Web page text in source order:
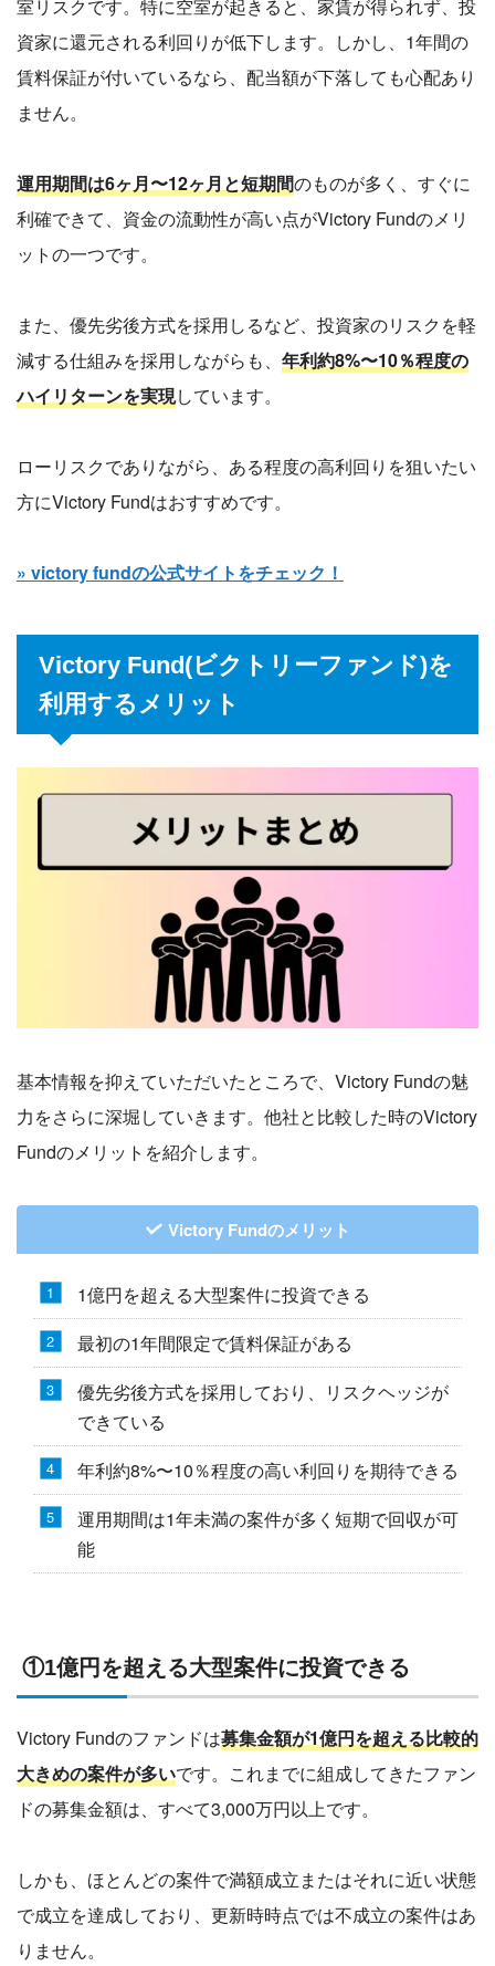
室リスクです。特に空室が起きると、家賃が得られず、投
資家に還元される利回りが低下します。しかし、1年間の
賃料保証が付いているなら、配当額が下落しても心配あり
ません。
運用期間は6ヶ月〜12ヶ月と短期間のものが多く、すぐに
利確できて、資金の流動性が高い点がVictory Fundのメリ
ットの一つです。
また、優先劣後方式を採用しるなど、投資家のリスクを軽
減する仕組みを採用しながらも、 年利約8%〜10％程度の
ハイリターンを実現しています。
ローリスクでありながら、ある程度の高利回りを狙いたい
方にVictory Fundはおすすめです。
» victory fundの公式サイトをチェック！
Victory Fund(ビクトリーファンド)を
利用するメリット
基本情報を抑えていただいたところで、Victory Fundの魅
力をさらに深堀していきます。他社と比較した時のVictory
Fundのメリットを紹介します。
Victory Fundのメリット
1億円を超える大型案件に投資できる
最初の1年間限定で賃料保証がある
優先劣後方式を採用しており、リスクヘッジが
できている
年利約8%〜10％程度の高い利回りを期待できる
運用期間は1年未満の案件が多く短期で回収が可
能
①1億円を超える大型案件に投資できる
Victory Fundのファンドは募集金額が1億円を超える比較的
大きめの案件が多いです。これまでに組成してきたファン
ドの募集金額は、すべて3,000万円以上です。
しかも、ほとんどの案件で満額成立またはそれに近い状態
で成立を達成しており、更新時時点では不成立の案件はあ
りません。